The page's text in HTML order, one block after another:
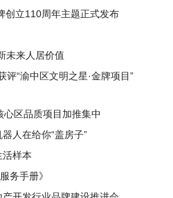
创立110周年主题正式发布
未来人居价值
评“渝中区文明之星·金牌项目”
区品质项目加推集中
人在给你“盖房子”
活样本
务手册》